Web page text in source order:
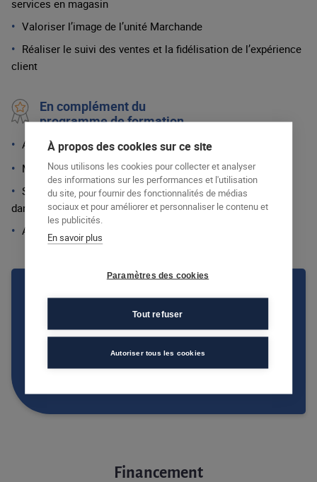
services en magasin
Valoriser l’image de l’unité Marchande
Réaliser le suivi des ventes et la fidélisation de l’expérience
client
En complément du
programme de formation
Accompagnement et préparation à la certification :
Maîtriser et comprendre les enjeux du numérique
Sensibilisation aux principes de développement durable
dans le secteur professionnel visé (moy.14h)
Anglais professionnel oral
AFEC personnalise toutes ses
formations, contactez un centre de
formation pour en savoir plus !
CONTACTER UN CENTRE DE FORMATION
Financement
À propos des cookies sur ce site
Nous utilisons les cookies pour collecter et analyser
des informations sur les performances et l'utilisation
du site, pour fournir des fonctionnalités de médias
sociaux et pour améliorer et personnaliser le contenu et
les publicités.
En savoir plus
Paramètres des cookies
Tout refuser
Autoriser tous les cookies